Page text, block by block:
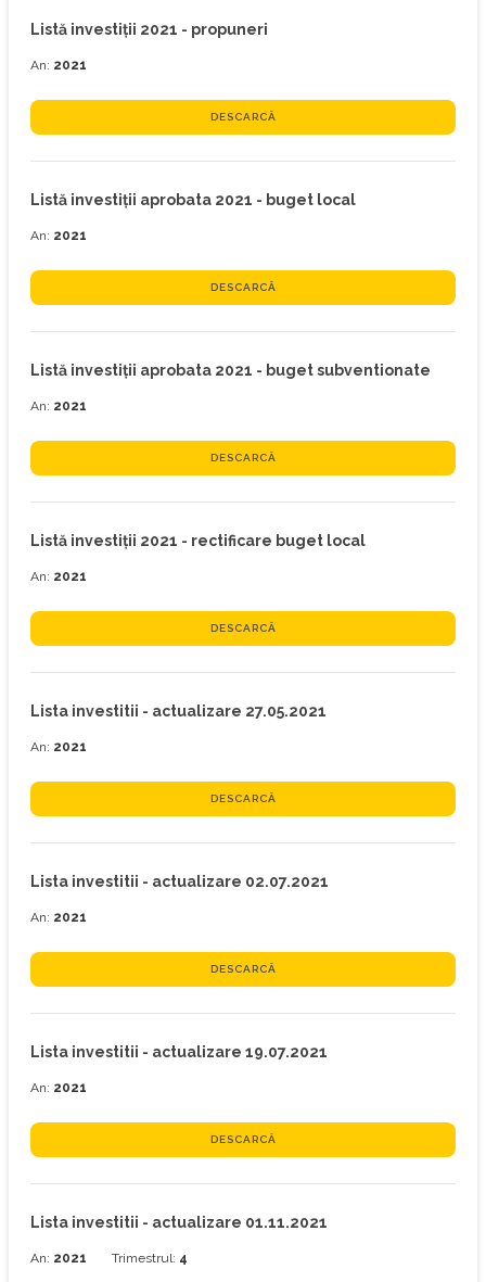
Listă investiţii 2021 - propuneri
An: 2021
DESCARCĂ
Listă investiţii aprobata 2021 - buget local
An: 2021
DESCARCĂ
Listă investiţii aprobata 2021 - buget subventionate
An: 2021
DESCARCĂ
Listă investiţii 2021 - rectificare buget local
An: 2021
DESCARCĂ
Lista investitii - actualizare 27.05.2021
An: 2021
DESCARCĂ
Lista investitii - actualizare 02.07.2021
An: 2021
DESCARCĂ
Lista investitii - actualizare 19.07.2021
An: 2021
DESCARCĂ
Lista investitii - actualizare 01.11.2021
An: 2021 Trimestrul: 4